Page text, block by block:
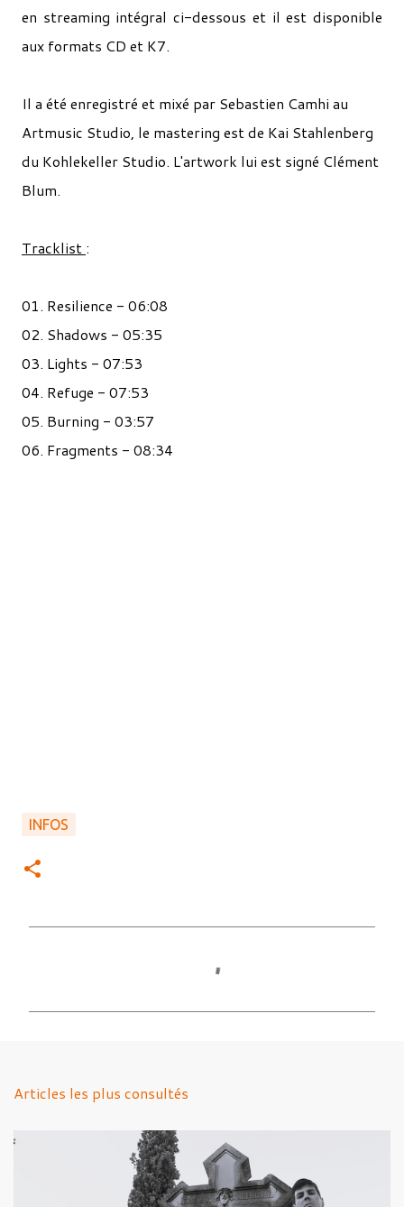
en streaming intégral ci-dessous et il est disponible
aux formats CD et K7.
Il a été enregistré et mixé par Sebastien Camhi au
Artmusic Studio, le mastering est de Kai Stahlenberg
du Kohlekeller Studio. L'artwork lui est signé Clément
Blum.
Tracklist :
01. Resilience - 06:08
02. Shadows - 05:35
03. Lights - 07:53
04. Refuge - 07:53
05. Burning - 03:57
06. Fragments - 08:34
INFOS
Articles les plus consultés